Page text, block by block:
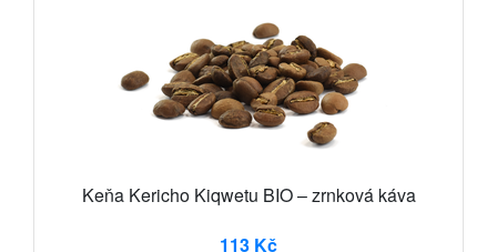
Keňa Kericho Kiqwetu BIO – zrnková káva
113 Kč